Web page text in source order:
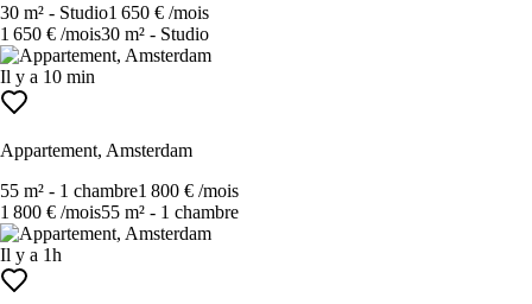
30 m² - Studio1 650 € /mois
1 650 € /mois30 m² - Studio
Il y a 10 min
Appartement, Amsterdam
55 m² - 1 chambre1 800 € /mois
1 800 € /mois55 m² - 1 chambre
Il y a 1h